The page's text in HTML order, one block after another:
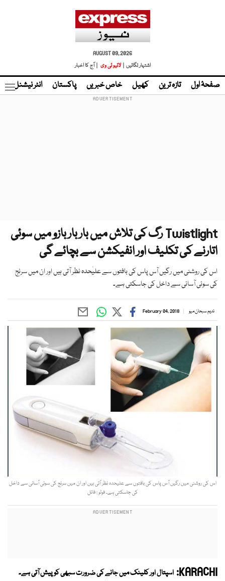
AUGUST 09, 2026
اشتہار لگائیں |
لائیو ٹی وی | آج کا اخبار
صفحۂ اول تازہ ترین کھیل خاص خبریں پاکستان انٹر نیشنل
Twistlight رگ کی تلاش میں بار بار بازو میں سوئی
اتارنے کی تکلیف اور انفیکشن سے بچائے گی
اس کی روشنی میں رگیں آس پاس کی بافتوں سے علیٰحدہ نظر آتی ہیں اور ان میں سرنج
کی سوئی آسانی سے داخل کی جاسکتی ہے۔
ندیم سبحان میو February 04, 2018
اس کی روشنی میں رگیں آس پاس کی بافتوں سے علیٰحدہ نظر آتی ہیں اور ان میں سرنج کی سوئی آسانی سے داخل
کی جاسکتی ہے۔ فوٹو : فائل
KARACHI: اسپتال اور کلینک میں جانے کی ضرورت سبھی کو پیش آتی ہے۔